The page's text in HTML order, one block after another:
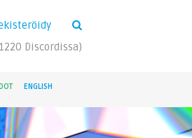
1220 Discordissa)
ENGLISH